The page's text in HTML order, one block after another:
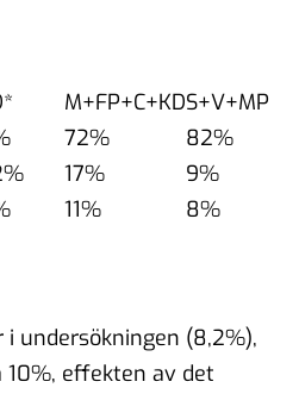
M+FP+C+KDS+V+MP
72%
82%
17%
9%
11% 8%
undersökningen (8,2%),
effekten av det